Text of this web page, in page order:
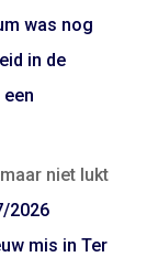
was nog
in de
niet lukt
2026
mis in Ter